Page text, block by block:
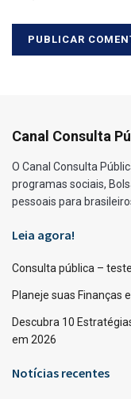
Canal Consulta
O Canal Consulta
programas sociais,
pessoais para
Leia agora!
Consulta pública – teste
Planeje suas Finanças
Descubra 10
em 2026
Notícias recentes